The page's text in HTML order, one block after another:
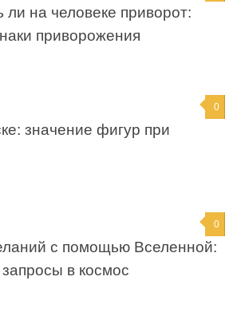
ли на человеке приворот:
приворожения
0
значение фигур при
0
с помощью Вселенной:
запросы в космос